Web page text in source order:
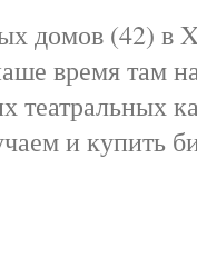
домов (42) в
время там
театральных
и купить